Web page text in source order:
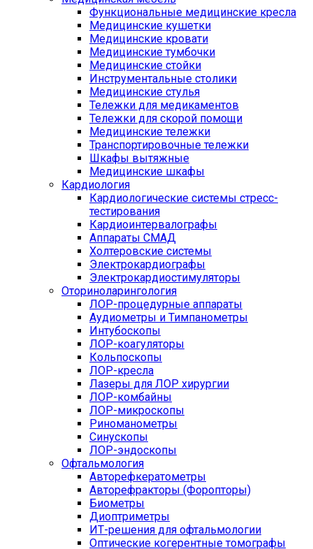
Функциональные медицинские кресла
Медицинские кушетки
Медицинские кровати
Медицинские тумбочки
Медицинские стойки
Инструментальные столики
Медицинские стулья
Тележки для медикаментов
Тележки для скорой помощи
Медицинские тележки
Транспортировочные тележки
Шкафы вытяжные
Медицинские шкафы
Кардиология
Кардиологические системы стресс-
тестирования
Кардиоинтервалографы
Аппараты СМАД
Холтеровские системы
Электрокардиографы
Электрокардиостимуляторы
Оториноларингология
ЛОР-процедурные аппараты
Аудиометры и Тимпанометры
Интубоскопы
ЛОР-коагуляторы
Кольпоскопы
ЛОР-кресла
Лазеры для ЛОР хирургии
ЛОР-комбайны
ЛОР-микроскопы
Риноманометры
Синускопы
ЛОР-эндоскопы
Офтальмология
Авторефкератометры
Авторефракторы (Форопторы)
Биометры
Диоптриметры
ИТ-решения для офтальмологии
Оптические когерентные томографы